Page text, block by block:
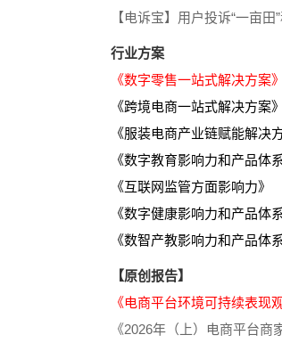
行业方案
《数字零售一站式解决方案》
《跨境电商一站式解决方案》
《服装电商产业链赋能解决
《数字教育影响力和产品体系
《互联网监管方面影响力》
《数字健康影响力和产品体系
《数智产教影响力和产品体系
【原创报告】
《电商平台环境可持续表现
《2026年（上）电商平台商